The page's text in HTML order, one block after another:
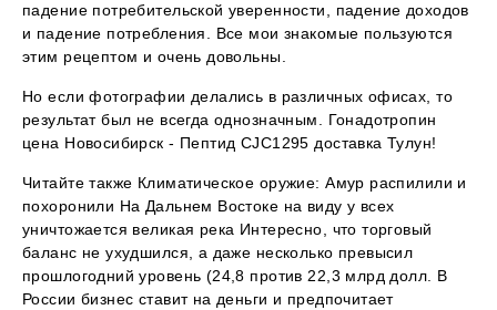
падение потребительской уверенности, падение доходов
и падение потребления. Все мои знакомые пользуются
этим рецептом и очень довольны.
Но если фотографии делались в различных офисах, то
результат был не всегда однозначным. Гонадотропин
цена Новосибирск - Пептид CJC1295 доставка Тулун!
Читайте также Климатическое оружие: Амур распилили и
похоронили На Дальнем Востоке на виду у всех
уничтожается великая река Интересно, что торговый
баланс не ухудшился, а даже несколько превысил
прошлогодний уровень (24,8 против 22,3 млрд долл. В
России бизнес ставит на деньги и предпочитает